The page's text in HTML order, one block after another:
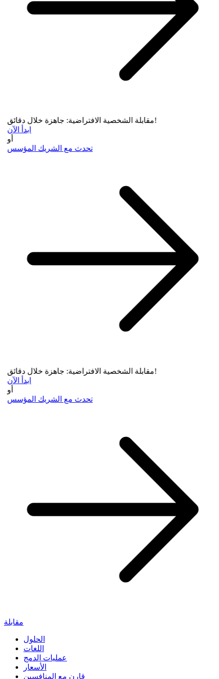
مقابلة الشخصية الافتراضية: جاهزة خلال دقائق!
ابدأ الآن
أو
تحدث مع الشريك المؤسس
مقابلة الشخصية الافتراضية: جاهزة خلال دقائق!
ابدأ الآن
أو
تحدث مع الشريك المؤسس
مقابلة
الحلول
اللغات
عمليات الدمج
الأسعار
قارن مع المنافسين